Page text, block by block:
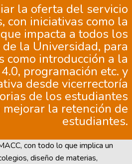
la oferta del servicio
con iniciativas como la
impacta a todos los
la Universidad, para
como introducción a la
programación etc. y
desde vicerrectoría
de los estudiantes
mejorar la retención de
estudiantes.
con todo lo que implica un
diseño de materias,